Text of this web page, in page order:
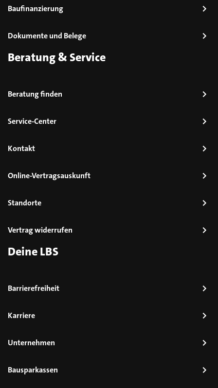
Baufinanzierung
Dokumente und Belege
Beratung & Service
Beratung finden
Service-Center
Kontakt
Online-Vertragsauskunft
Standorte
Vertrag widerrufen
Deine LBS
Barrierefreiheit
Karriere
Unternehmen
Bausparkassen